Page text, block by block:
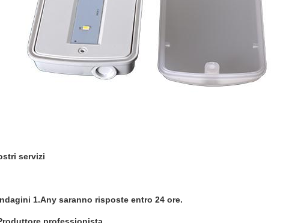
servizi
1.Any saranno risposte entro 24 ore.